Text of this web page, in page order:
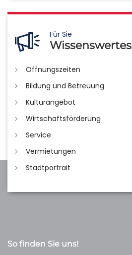
Für Sie
Wissenswertes
Öffnungszeiten
Bildung und Betreuung
Kulturangebot
Wirtschaftsförderung
Service
Vermietungen
Stadtportrait
So finden Sie uns!